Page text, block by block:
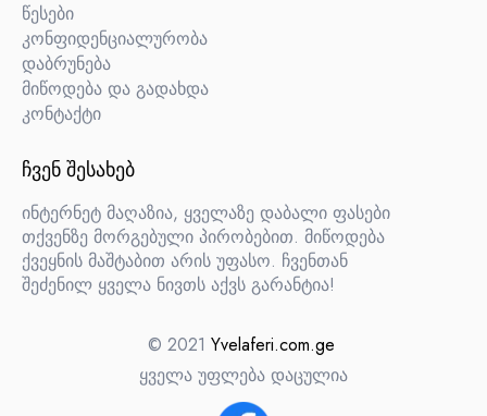
წესები
კონფიდენციალურობა
დაბრუნება
მიწოდება და გადახდა
კონტაქტი
ᲩᲕᲔᲜ ᲨᲔᲡᲐᲮᲔᲑ
ინტერნეტ მაღაზია, ყველაზე დაბალი ფასები
თქვენზე მორგებული პირობებით. მიწოდება
ქვეყნის მაშტაბით არის უფასო. ჩვენთან
შეძენილ ყველა ნივთს აქვს გარანტია!
© 2021 Yvelaferi.com.ge
ყველა უფლება დაცულია